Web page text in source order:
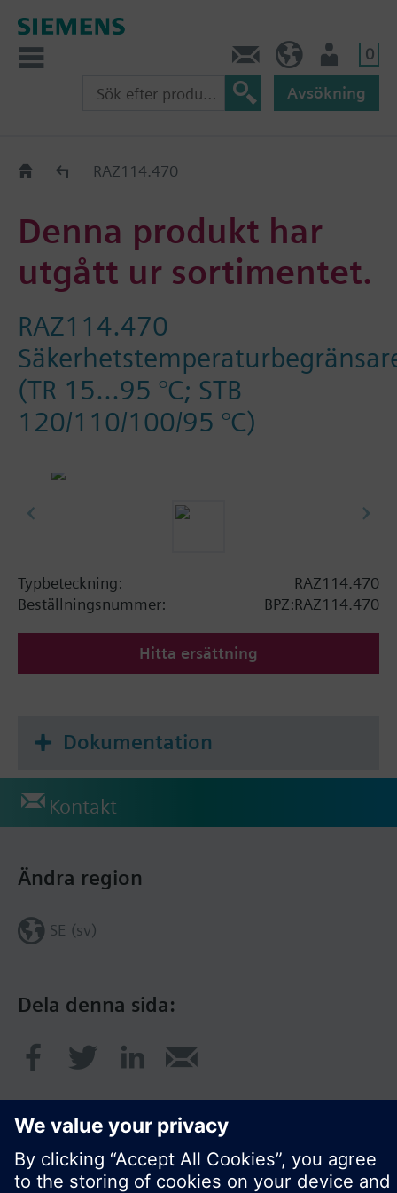
0
Avsökning
Old2NewRAZ114.470
Denna produkt har
utgått ur sortimentet.
RAZ114.470
(TR 15...95 °C; STB
120/110/100/95 °C)
Typbeteckning:
RAZ114.470
Beställningsnummer:
BPZ:RAZ114.470
Hitta ersättning
Dokumentation
Kontakt
Dela denna sida:
Ändra region
SE (sv)